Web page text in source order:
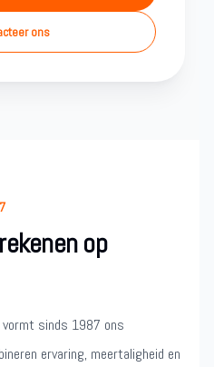
ons
op
vormt sinds 1987 ons
ervaring, meertaligheid en